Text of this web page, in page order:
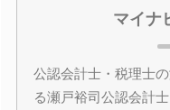
マイナ
公認会計士・税理士
る瀬戸裕司公認会計